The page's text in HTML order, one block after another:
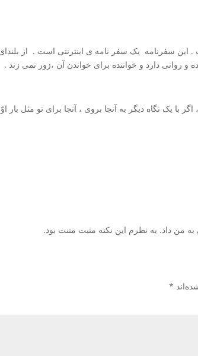
. این سفرنامه یک سفر نامه ی اینترنتی است . از
روانی دارد و خواننده برای خواندن آن ،زور نمی زند .
با یک نگاه دیگر به آنجا بروی ، آنجا برای تو مثل
من داد. به نظرم این نکته مثبت متنت بود.
*